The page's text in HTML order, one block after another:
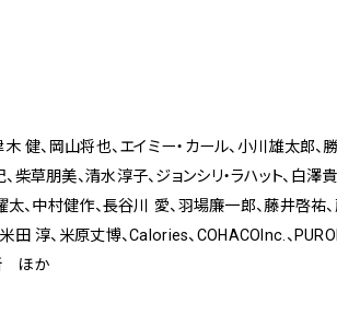
健、岡山将也、エイミー・カール、小川雄太郎
草朋美、清水淳子、ジョンシリ・ラハット、白澤
、中村健作、長谷川 愛、羽場廉一郎、藤井啓祐
田 淳、米原丈博、Calories、COHACOInc.、
ほか